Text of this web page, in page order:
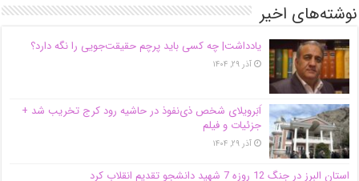
نوشته‌های اخیر
یادداشت| ‌چه کسی باید پرچم حقیقت‌جویی را نگه دارد؟
آذر ۲۹, ۱۴۰۴
اَبَر‌ویلای شخص ذی‌نفوذ در حاشیه‌ رود کرج تخریب شد +
جزئیات و فیلم
آذر ۲۹, ۱۴۰۴
استان البرز در جنگ 12 روزه 7 شهید دانشجو تقدیم انقلاب کرد